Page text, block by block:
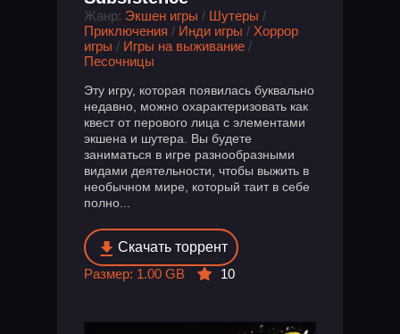
Жанр: Экшен игры / Шутеры /
Приключения / Инди игры / Хоррор
игры / Игры на выживание /
Песочницы
Эту игру, которая появилась буквально
недавно, можно охарактеризовать как
квест от перового лица с элементами
экшена и шутера. Вы будете
заниматься в игре разнообразными
видами деятельности, чтобы выжить в
необычном мире, который таит в себе
полно...
Скачать торрент
Размер: 1.00 GB
10